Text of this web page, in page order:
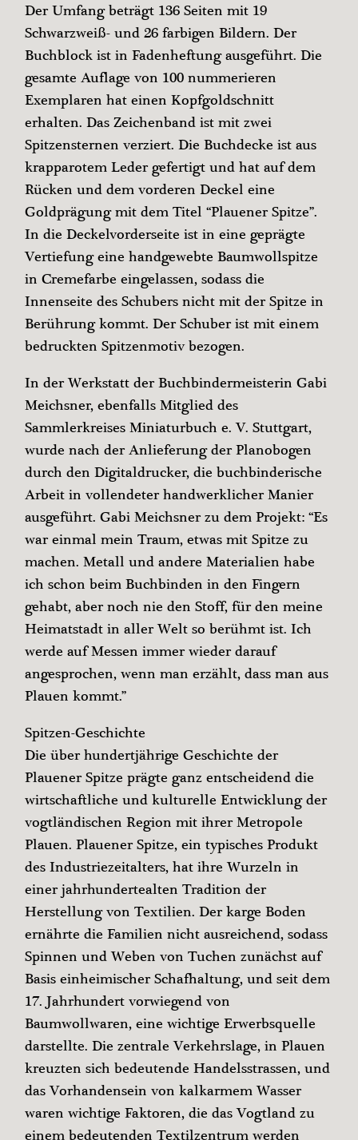
Der Umfang beträgt 136 Seiten mit 19
Schwarzweiß- und 26 farbigen Bildern. Der
Buchblock ist in Fadenheftung ausgeführt. Die
gesamte Auflage von 100 nummerieren
Exemplaren hat einen Kopfgoldschnitt
erhalten. Das Zeichenband ist mit zwei
Spitzensternen verziert. Die Buchdecke ist aus
krapparotem Leder gefertigt und hat auf dem
Rücken und dem vorderen Deckel eine
Goldprägung mit dem Titel “Plauener Spitze”.
In die Deckelvorderseite ist in eine ­geprägte
Vertiefung eine handgewebte Baumwollspitze
in Cremefarbe eingelassen, sodass die
Innenseite des Schubers nicht mit der Spitze in
Berührung kommt. Der Schuber ist mit einem
bedruckten Spitzenmotiv bezogen.
In der Werkstatt der Buchbindermeisterin Gabi
Meichsner, ebenfalls Mitglied des
Sammlerkreises Miniaturbuch e. V. Stuttgart,
wurde nach der Anlieferung der Planobogen
durch den Digitaldrucker, die buchbinderische
Arbeit in vollendeter handwerklicher Manier
ausgeführt. Gabi Meichsner zu dem Projekt: “Es
war einmal mein Traum, etwas mit Spitze zu
machen. Metall und andere Materialien habe
ich schon beim Buchbinden in den Fingern
gehabt, aber noch nie den Stoff, für den meine
Heimatstadt in aller Welt so berühmt ist. Ich
werde auf Messen immer wieder darauf
angesprochen, wenn man erzählt, dass man aus
Plauen kommt.”
Spitzen-Geschichte
Die über hundertjährige Geschichte der
Plauener Spitze prägte ganz entscheidend die
wirtschaftliche und kulturelle Entwicklung der
vogtländischen Region mit ihrer Metropole
Plauen. Plauener Spitze, ein typisches Produkt
des Industriezeitalters, hat ihre Wurzeln in
einer jahrhundertealten Tradition der
Herstellung von Textilien. Der karge Boden
ernährte die Familien nicht ausreichend, sodass
Spinnen und Weben von Tuchen zunächst auf
Basis einheimischer Schafhaltung, und seit dem
17. Jahrhundert vorwiegend von
Baumwollwaren, eine wichtige Erwerbsquelle
darstellte. Die zentrale Verkehrslage, in Plauen
kreuzten sich bedeutende Handelsstrassen, und
das Vorhandensein von kalkarmem Wasser
waren wichtige Faktoren, die das Vogtland zu
einem bedeutenden Textilzentrum werden